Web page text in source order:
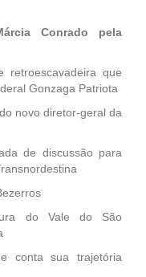
Conrado pela
retroescavadeira que
Gonzaga Patriota
novo diretor-geral da
de discussão para
do Vale do São
conta sua trajetória